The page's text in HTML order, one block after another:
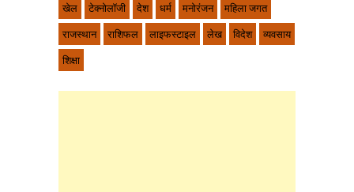
खेल टेक्नोलॉजी देश धर्म मनोरंजन
महिला जगत
राजस्थान
राशिफल लाइफस्टाइल लेख विदेश
व्यवसाय
शिक्षा